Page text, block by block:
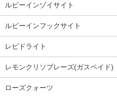
ルビーインゾイサイト
ルビーインフックサイト
レピドライト
レモンクリソプレーズ(ガスペイド)
ローズクォーツ